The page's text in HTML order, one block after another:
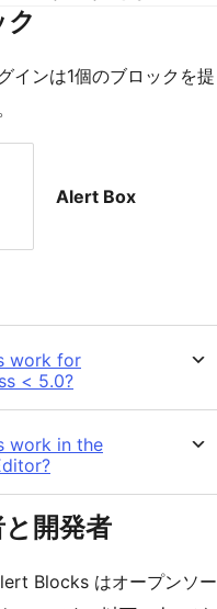
ク
インは1個のブロックを提
Alert Box
work for
< 5.0?
work in the
開発者
Blocks はオープンソー